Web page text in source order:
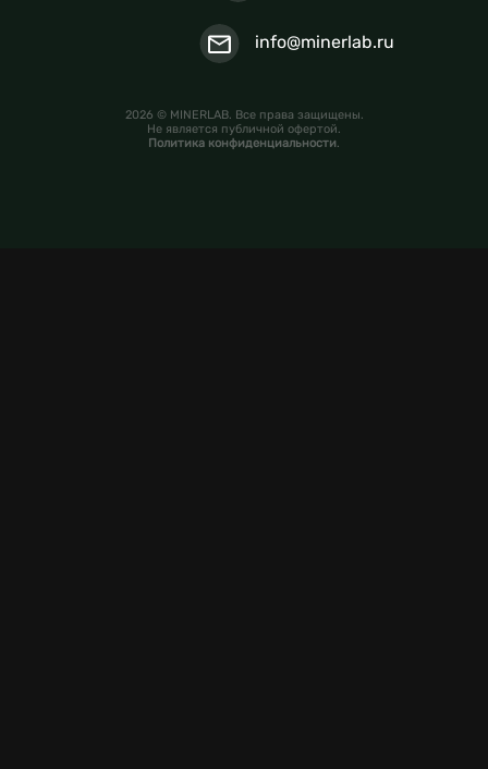
info@minerlab.ru
2026 © MINERLAB. Все права защищены.
Не является публичной офертой.
Политика конфиденциальности.